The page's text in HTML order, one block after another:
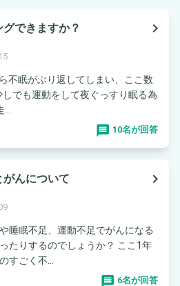
できますか？
navigate_next
不眠がぶり返してしまい、ここ数
でも運動をして夜ぐっすり眠る為
10名が回答
んについて
navigate_next
睡眠不足、運動不足でがんになる
たりするのでしょうか？ ここ1年
すごく不...
6名が回答